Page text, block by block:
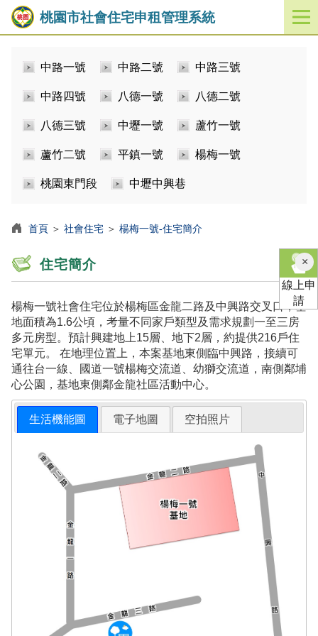
桃園市社會住宅申租管理系統
開
啟
中路一號 中路二號 中路三號
中路四號 八德一號 八德二號
八德三號 中壢一號 蘆竹一號
蘆竹二號 平鎮一號 楊梅一號
桃園東門段 中壢中興巷
首頁 ＞ 社會住宅 ＞ 楊梅一號-住宅簡介
住宅簡介
楊梅一號社會住宅位於楊梅區金龍二路及中興路交叉口，基
地面積為1.6公頃，考量不同家戶類型及需求規劃一至三房
多元房型。預計興建地上15層、地下2層，約提供216戶住
宅單元。 在地理位置上，本案基地東側臨中興路，接續可
通往台一線、國道一號楊梅交流道、幼獅交流道，南側鄰埔
心公園，基地東側鄰金龍社區活動中心。
生活機能圖 電子地圖 空拍照片
×關
閉
線上申
請